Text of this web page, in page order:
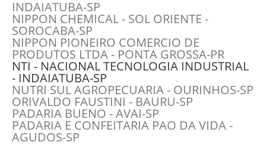
INDAIATUBA-SP
NIPPON CHEMICAL - SOL ORIENTE -
SOROCABA-SP
NIPPON PIONEIRO COMERCIO DE
PRODUTOS LTDA - PONTA GROSSA-PR
NTI - NACIONAL TECNOLOGIA INDUSTRIAL
- INDAIATUBA-SP
NUTRI SUL AGROPECUARIA - OURINHOS-SP
ORIVALDO FAUSTINI - BAURU-SP
PADARIA BUENO - AVAI-SP
PADARIA E CONFEITARIA PAO DA VIDA -
AGUDOS-SP